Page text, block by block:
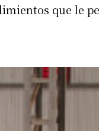
que le